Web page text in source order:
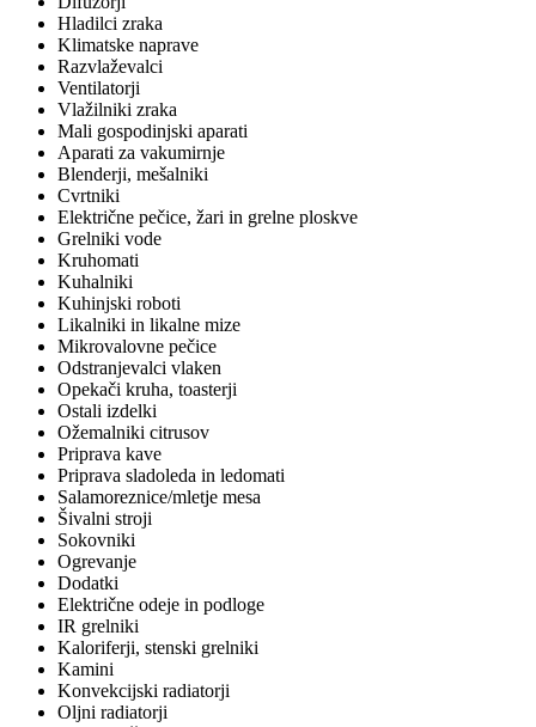
Hladilci zraka
Klimatske naprave
Razvlaževalci
Ventilatorji
Vlažilniki zraka
Mali gospodinjski aparati
Aparati za vakumirnje
Blenderji, mešalniki
Cvrtniki
Električne pečice, žari in grelne ploskve
Grelniki vode
Kruhomati
Kuhalniki
Kuhinjski roboti
Likalniki in likalne mize
Mikrovalovne pečice
Odstranjevalci vlaken
Opekači kruha, toasterji
Ostali izdelki
Ožemalniki citrusov
Priprava kave
Priprava sladoleda in ledomati
Salamoreznice/mletje mesa
Šivalni stroji
Sokovniki
Ogrevanje
Dodatki
Električne odeje in podloge
IR grelniki
Kaloriferji, stenski grelniki
Kamini
Konvekcijski radiatorji
Oljni radiatorji